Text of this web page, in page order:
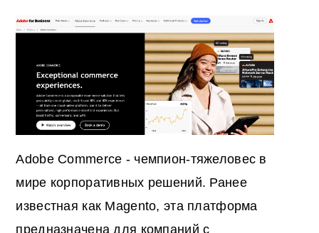
Adobe Commerce - чемпион-тяжеловес в
мире корпоративных решений. Ранее
известная как Magento, эта платформа
предназначена для компаний с